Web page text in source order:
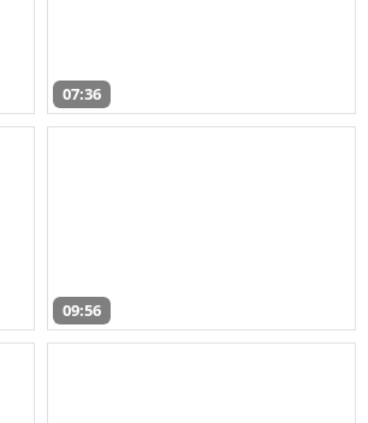
07:36
09:56